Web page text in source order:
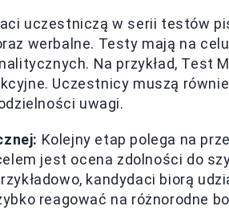
uczestniczą w serii testów
werbalne. Testy mają na
Na przykład, Test
Uczestnicy muszą
uwagi.
Kolejny etap polega na
jest ocena zdolności do
kandydaci biorą
reagować na różnorodne